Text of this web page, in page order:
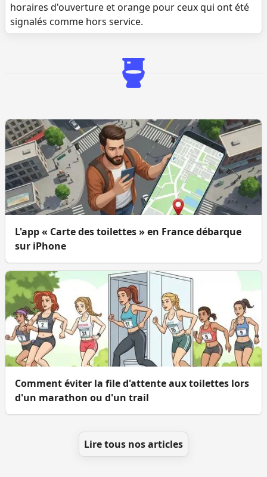
horaires d'ouverture et orange pour ceux qui ont été
signalés comme hors service.
L'app « Carte des toilettes » en France débarque
sur iPhone
Comment éviter la file d'attente aux toilettes lors
d'un marathon ou d'un trail
Lire tous nos articles